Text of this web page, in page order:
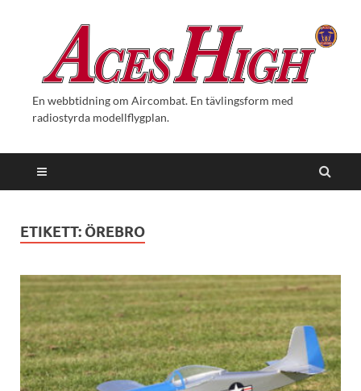
En webbtidning om Aircombat. En tävlingsform med
radiostyrda modellflygplan.
ETIKETT: ÖREBRO